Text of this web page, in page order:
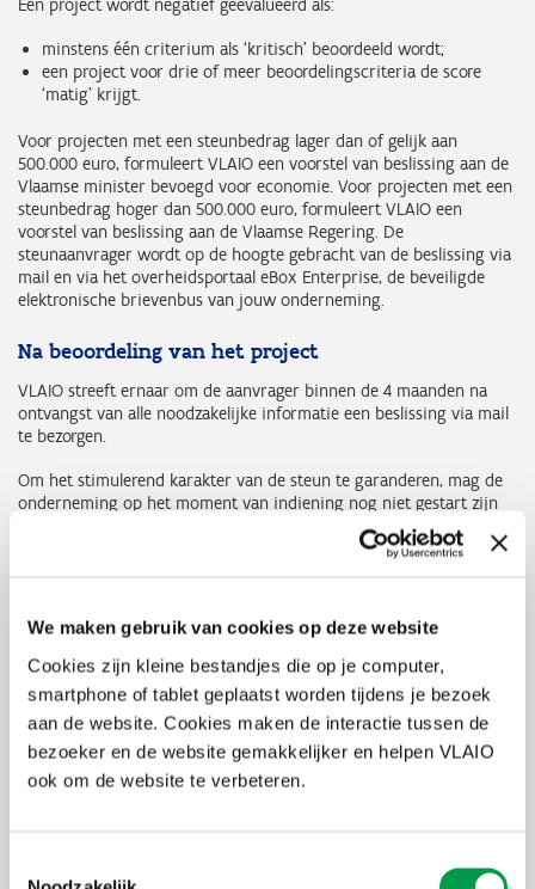
We maken gebruik van cookies op deze website
Cookies zijn kleine bestandjes die op je computer,
smartphone of tablet geplaatst worden tijdens je bezoek
aan de website. Cookies maken de interactie tussen de
bezoeker en de website gemakkelijker en helpen VLAIO
ook om de website te verbeteren.
minstens één criterium als ‘kritisch’ beoordeeld wordt;
een project voor drie of meer beoordelingscriteria de score
‘matig’ krijgt.
Voor projecten met een steunbedrag lager dan of gelijk aan
500.000 euro, formuleert VLAIO een voorstel van beslissing aan de
Vlaamse minister bevoegd voor economie. Voor projecten met een
steunbedrag hoger dan 500.000 euro, formuleert VLAIO een
voorstel van beslissing aan de Vlaamse Regering. De
steunaanvrager wordt op de hoogte gebracht van de beslissing via
mail en via het overheidsportaal eBox Enterprise, de beveiligde
elektronische brievenbus van jouw onderneming.
Na beoordeling van het project
VLAIO streeft ernaar om de aanvrager binnen de 4 maanden na
ontvangst van alle noodzakelijke informatie een beslissing via mail
te bezorgen.
Om het stimulerend karakter van de steun te garanderen, mag de
onderneming op het moment van indiening nog niet gestart zijn
met investeren. De vroegste startdatum is de eerste dag van de
maand volgend op de datum van indiening van de steunaanvraag.
steuntoekenning).
Het project moet uitgevoerd zijn ten laatste drie jaar na de
beslissingsdatum van de steuntoekenning en moet minstens
gedurende vijf jaren naar na beëindiging van de investering
worden geëxploiteerd.
Basisvoorwaarden uitbetaling